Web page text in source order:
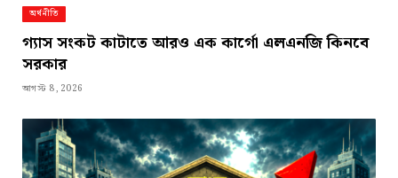
অর্থনীতি
গ্যাস সংকট কাটাতে আরও এক কার্গো এলএনজি কিনবে
সরকার
আগস্ট 8, 2026